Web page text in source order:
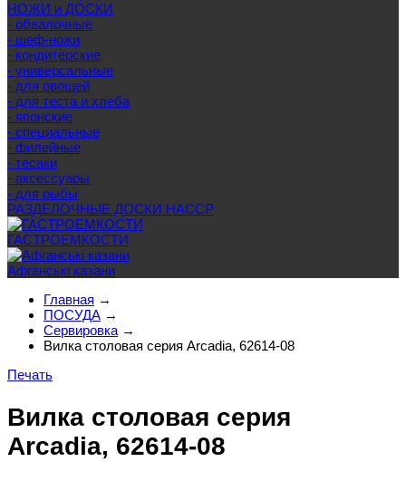
НОЖИ и ДОСКИ
- обвалочные
- шеф-ножи
- кондитерские
- универсальные
- для овощей
- для теста и хлеба
- японские
- специальные
- филейные
- тесаки
- аксессуары
- для рыбы
РАЗДЕЛОЧНЫЕ ДОСКИ HACCP
ГАСТРОЕМКОСТИ
Афганські казани
Главная →
ПОСУДА →
Сервировка →
Вилка столовая серия Arcadia, 62614-08
Печать
Вилка столовая серия
Arcadia, 62614-08